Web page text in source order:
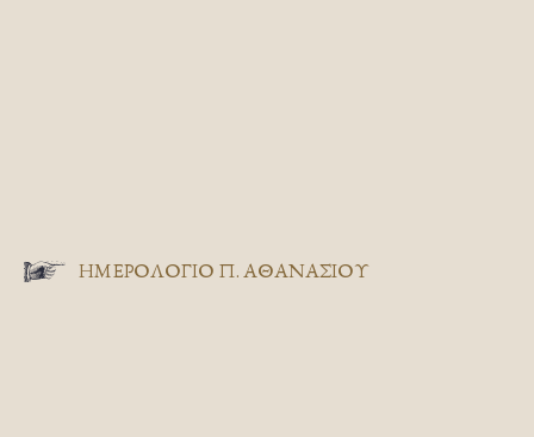
ΗΜΕΡΟΛΟΓΙΟ Π. ΑΘΑΝΑΣΙΟΥ